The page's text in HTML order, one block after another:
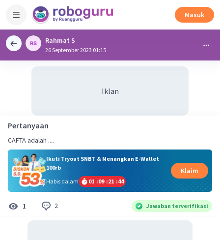
Masuk
Rahmat S
26 September 2023 01:15
Iklan
Pertanyaan
CAFTA adalah ....
Ikuti Tryout SNBT & Menangkan E-Wallet
100rb
Habis dalam
01 :09 :21 :43
Klaim
1 2 Jawaban terverifikasi